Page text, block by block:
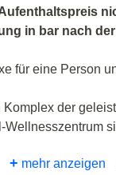
in bar nach
für eine Person
Komplex der
Wellnesszentrum
+ mehr anzeigen